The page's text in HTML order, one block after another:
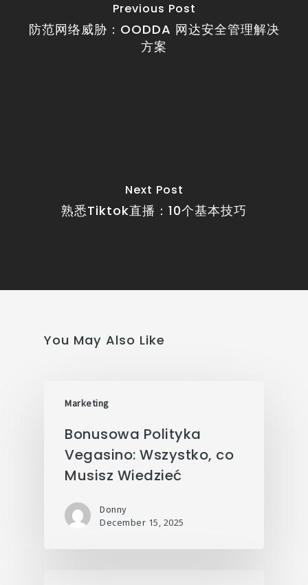
Previous Post
防范网络威胁：OODDA 网达安全管理解决
方案
Next Post
熟悉Tiktok直播：10个基本技巧
You May Also Like
Marketing
Bonusowa Polityka
Vegasino: Wszystko, co
Musisz Wiedzieć
Donny
December 15, 2025